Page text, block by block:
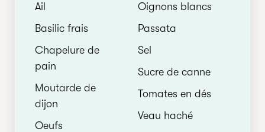
Ail
Basilic frais
Chapelure de
pain
Moutarde de
dijon
Oeufs
Oignons blancs
Passata
Sel
Sucre de canne
Tomates en dés
Veau haché